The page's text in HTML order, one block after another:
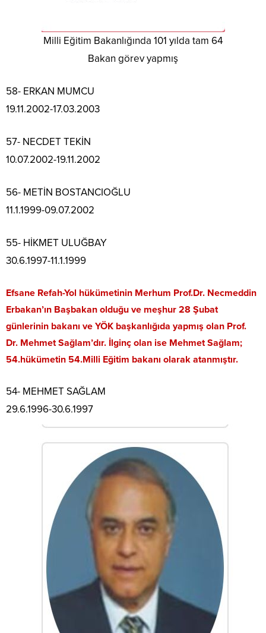
Milli Eğitim Bakanlığında 101 yılda tam 64
Bakan görev yapmış
58- ERKAN MUMCU
19.11.2002-17.03.2003
57- NECDET TEKİN
10.07.2002-19.11.2002
56- METİN BOSTANCIOĞLU
11.1.1999-09.07.2002
55- HİKMET ULUĞBAY
30.6.1997-11.1.1999
Efsane Refah-Yol hükümetinin Merhum Prof.Dr. Necmeddin
Erbakan’ın Başbakan olduğu ve meşhur 28 Şubat
günlerinin bakanı ve YÖK başkanlığıda yapmış olan Prof.
Dr. Mehmet Sağlam’dır. İlginç olan ise Mehmet Sağlam;
54.hükümetin 54.Milli Eğitim bakanı olarak atanmıştır.
54- MEHMET SAĞLAM
29.6.1996-30.6.1997